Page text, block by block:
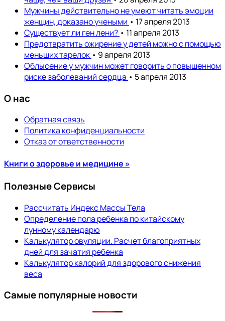
Мужчины действительно не умеют читать эмоции
женщин, доказано учеными • 17 апреля 2013
Существует ли ген лени? • 11 апреля 2013
Предотвратить ожирение у детей можно с помощью
меньших тарелок • 9 апреля 2013
Облысение у мужчин может говорить о повышенном
риске заболеваний сердца • 5 апреля 2013
О нас
Обратная связь
Политика конфиденциальности
Отказ от ответственности
Книги о здоровье и медицине »
Полезные Сервисы
Рассчитать Индекс Массы Тела
Определение пола ребенка по китайскому
лунному календарю
Калькулятор овуляции. Расчет благоприятных
дней для зачатия ребенка
Калькулятор калорий для здорового снижения
веса
Самые популярные новости